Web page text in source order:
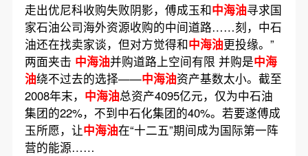
走出优尼科收购失败阴影，傅成玉和中海油寻求国
家石油公司海外资源收购的中间道路……刻，中石
油还在找卖家谈，但对方觉得和中海油更投缘。”
两面夹击 中海油并购道路上空间有限 并购是中海
油绕不过去的选择——中海油资产基数太小。截至
2008年末， 中海油总资产4095亿元，仅为中石油
集团的22%，不到中石化集团的40%。若要遂傅成
玉所愿，让中海油在“十二五”期间成为国际第一阵
营的能源……